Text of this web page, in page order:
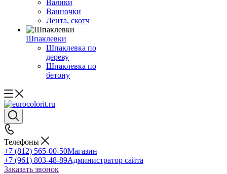
Валики
Ванночки
Лента, скотч
Шпаклевки
Шпаклевка по
дереву
Шпаклевка по
бетону
Телефоны
+7 (812) 565-00-50Магазин
+7 (961) 803-48-89Администратор сайта
Заказать звонок